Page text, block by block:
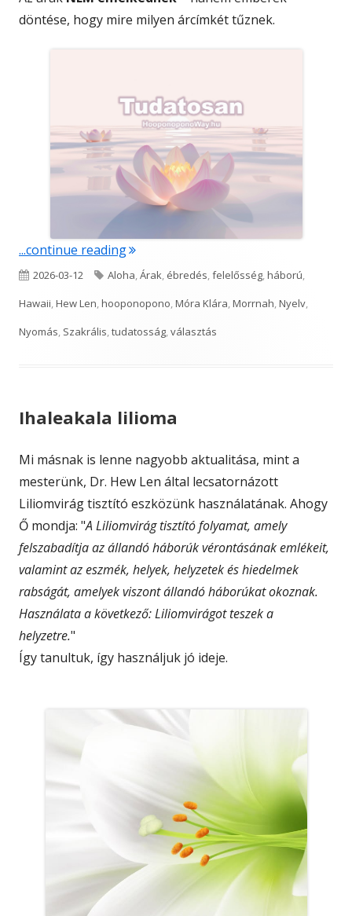
döntése, hogy mire milyen árcímkét tűznek.
...continue reading"Tudatosan"
Published
on
2026-03-12 Tags
Aloha,Árak, ébredés,felelősség,háború,
Hawaii,Hew Len,hooponopono,Móra Klára,Morrnah,Nyelv,
Nyomás, Szakrális,tudatosság,választás
Ihaleakala lilioma
Mi másnak is lenne nagyobb aktualitása, mint a
mesterünk, Dr. Hew Len által lecsatornázott
Liliomvirág tisztító eszközünk használatának. Ahogy
Ő mondja: "A Liliomvirág tisztító folyamat, amely
felszabadítja az állandóháborúk vérontásának emlékeit,
valamint az eszmék, helyek, helyzetekés hiedelmek
rabságát, amelyek viszont állandó háborúkat okoznak.
Használata a következő: Liliomvirágot teszek a
helyzetre."
Így tanultuk, így használjuk jó ideje.